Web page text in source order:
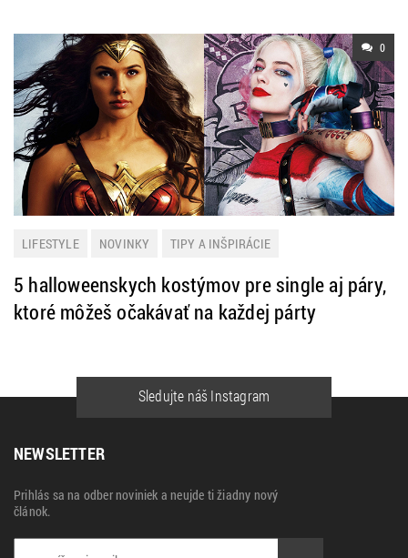
0
LIFESTYLE NOVINKY TIPY A INŠPIRÁCIE
5 halloweenskych kostýmov pre single aj páry,
ktoré môžeš očakávať na každej párty
Sledujte náš Instagram
NEWSLETTER
Prihlás sa na odber noviniek a neujde ti žiadny nový
článok.